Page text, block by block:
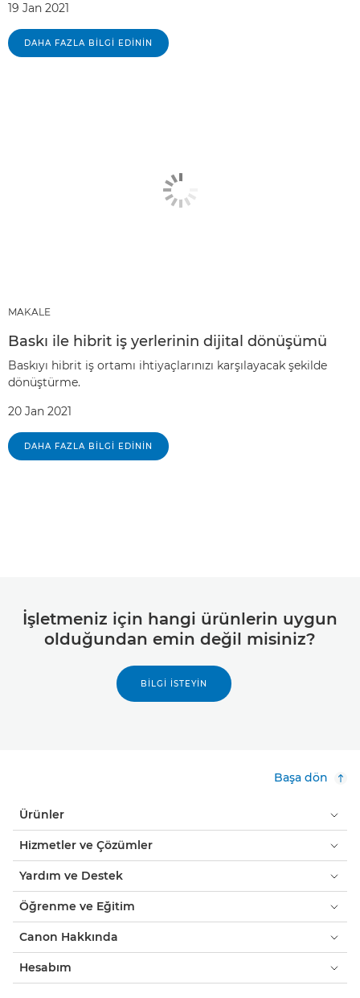
19 Jan 2021
DAHA FAZLA BILGI EDININ
MAKALE
Baskı ile hibrit iş yerlerinin dijital dönüşümü
Baskıyı hibrit iş ortamı ihtiyaçlarınızı karşılayacak şekilde
dönüştürme.
20 Jan 2021
DAHA FAZLA BILGI EDININ
İşletmeniz için hangi ürünlerin uygun
olduğundan emin değil misiniz?
BİLGİ İSTEYİN
Başa dön
Ürünler
Hizmetler ve Çözümler
Yardım ve Destek
Öğrenme ve Eğitim
Canon Hakkında
Hesabım